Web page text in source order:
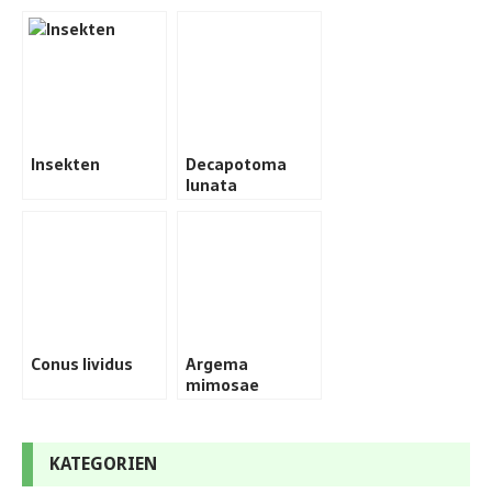
Insekten
Decapotoma
lunata
Conus lividus
Argema
mimosae
KATEGORIEN